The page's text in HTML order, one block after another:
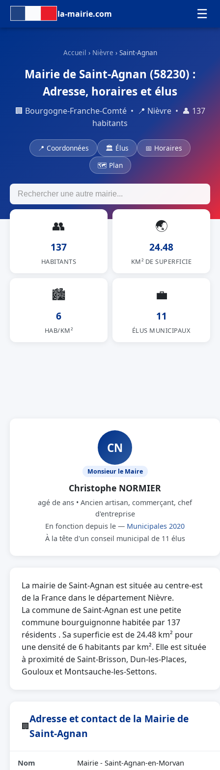
la-mairie.com ☰
Accueil › Nièvre › Saint-Agnan
Mairie de Saint-Agnan (58230) :
Adresse, horaires et élus
🏢 Bourgogne-Franche-Comté • 📍 Nièvre • 👤 137
habitants
📍 Coordonnées 🏛 Élus
📅 Horaires
🗺 Plan
👥
137
HABITANTS
🌏
24.48
KM² DE SUPERFICIE
🏙
6
HAB/KM²
💼
11
ÉLUS MUNICIPAUX
CN
Monsieur le Maire
Christophe NORMIER
agé de ans • Ancien artisan, commerçant, chef
d'entreprise
En fonction depuis le — Municipales 2020
À la tête d'un conseil municipal de 11 élus
La mairie de Saint-Agnan est située au centre-est
de la France dans le département Nièvre.
La commune de Saint-Agnan est une petite
commune bourguignonne habitée par 137
résidents . Sa superficie est de 24.48 km² pour
une densité de 6 habitants par km². Elle est située
à proximité de Saint-Brisson, Dun-les-Places,
Gouloux et Montsauche-les-Settons.
🏢
Adresse et contact de la Mairie de
Saint-Agnan
Nom Mairie - Saint-Agnan-en-Morvan